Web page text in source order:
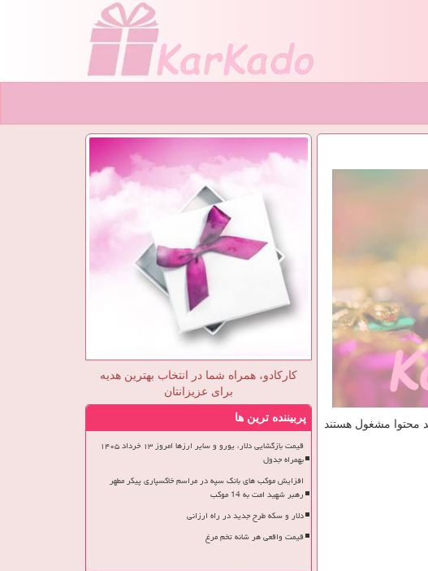
محتوا مشغول هستند
کارکادو، همراه شما در انتخاب بهترین هدیه
برای عزیزانتان
پربیننده ترین ها
قیمت بازگشایی دلار، یورو و سایر ارزها امروز ۱۳ خرداد ۱۴۰۵
بهمراه جدول
افزایش موکب های بانک سپه در مراسم خاکسپاری پیکر مطهر
رهبر شهید امت به 14 موکب
دلار و سکه طرح جدید در راه ارزانی
قیمت واقعی هر شانه تخم مرغ